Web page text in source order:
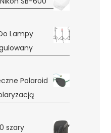
Lampy
Polaroid
szary